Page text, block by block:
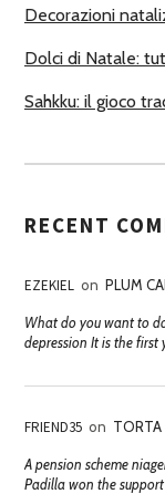
Decorazioni
Dolci di Natale:
Sahkku: il gioco
RECENT
EZEKIEL on PLUM
What do you want to
depression It is the
FRIEND35 on TORTA
A pension scheme
Padilla won the